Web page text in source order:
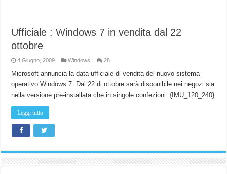
Ufficiale : Windows 7 in vendita dal 22
ottobre
4 Giugno, 2009 Windows 28
Microsoft annuncia la data ufficiale di vendita del nuovo sistema
operativo Windows 7. Dal 22 di ottobre sarà disponibile nei negozi sia
nella versione pre-installata che in singole confezioni. {IMU_120_240}
Leggi tutto